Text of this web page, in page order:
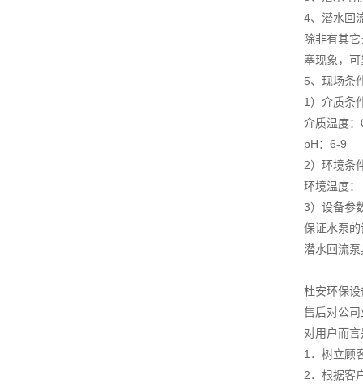
4、潜水回
除非有其
塞现象，
5、现场条
1）介质条
介质温度
pH：6-9
2）环境条
环境温度
3）设备参
保证水泵
潜水回流
杜安环保
售后对公
对用户而
1．树立顾
2．根据客